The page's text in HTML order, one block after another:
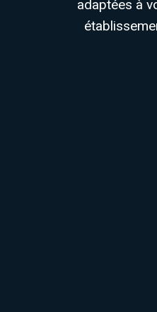
adaptées à